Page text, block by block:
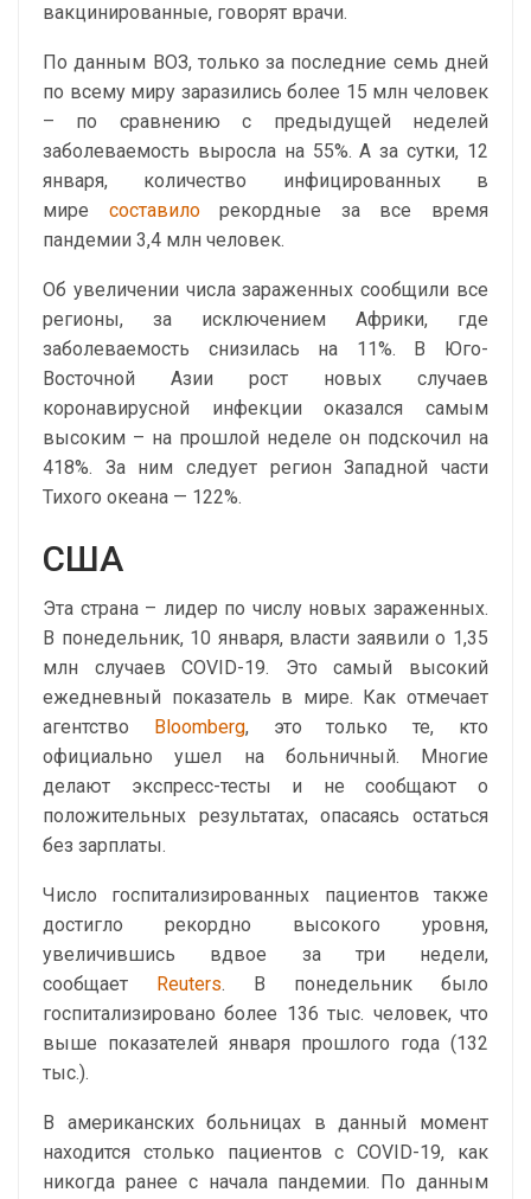
вакцинированные, говорят врачи.
По данным ВОЗ, только за последние семь дней
по всему миру заразились более 15 млн человек
– по сравнению с предыдущей неделей
заболеваемость выросла на 55%. А за сутки, 12
января, количество инфицированных в
мире составилорекордные за все время
пандемии 3,4 млн человек.
Об увеличении числа зараженных сообщили все
регионы, за исключением Африки, где
заболеваемость снизилась на 11%. В Юго-
Восточной Азии рост новых случаев
коронавирусной инфекции оказался самым
высоким – на прошлой неделе он подскочил на
418%. За ним следует регион Западной части
Тихого океана — 122%.
США
Эта страна – лидер по числу новых зараженных.
В понедельник, 10 января, власти заявили о 1,35
млн случаев COVID-19. Это самый высокий
ежедневный показатель в мире. Как отмечает
агентство
Bloomberg, это только те, кто
официально ушел на больничный. Многие
делают экспресс-тесты и не сообщают о
положительных результатах, опасаясь остаться
без зарплаты.
Число госпитализированных пациентов также
достигло рекордно высокого уровня,
увеличившись вдвое за три недели,
сообщает
Reuters. В понедельник было
госпитализировано более 136 тыс. человек, что
выше показателей января прошлого года (132
тыс.).
В американских больницах в данный момент
находится столько пациентов с COVID-19, как
никогда ранее с начала пандемии. По данным